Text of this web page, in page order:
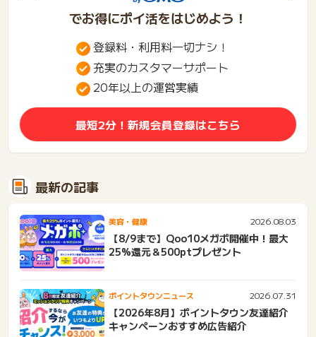
でお得にポイ活をはじめよう！
登録料・利用料一切ナシ！
充実のカスタマーサポート
20年以上の運営実績
最短2分！新規会員登録はこちら
最新の記事
美容・健康 2026.08.03
【8/9まで】Qoo10メガポ開催中！最大
25%還元＆500ptプレゼント
ポイントタウンニュース 2026.07.31
【2026年8月】ポイントタウン友達紹介
キャンペーンおすすめ広告紹介